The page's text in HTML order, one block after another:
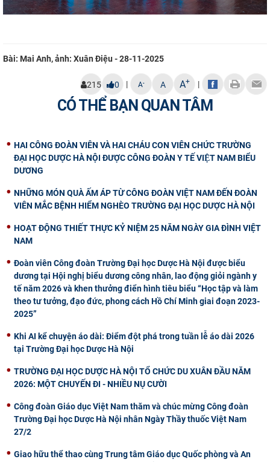
Bài: Mai Anh, ảnh: Xuân Điệu - 28-11-2025
215 0 | A- A A+ |
CÓ THỂ BẠN QUAN TÂM
HAI CÔNG ĐOÀN VIÊN VÀ HAI CHÁU CON VIÊN CHỨC TRƯỜNG
ĐẠI HỌC DƯỢC HÀ NỘI ĐƯỢC CÔNG ĐOÀN Y TẾ VIỆT NAM BIỂU
DƯƠNG
NHỮNG MÓN QUÀ ẤM ÁP TỪ CÔNG ĐOÀN VIỆT NAM ĐẾN ĐOÀN
VIÊN MẮC BỆNH HIỂM NGHÈO TRƯỜNG ĐẠI HỌC DƯỢC HÀ NỘI
HOẠT ĐỘNG THIẾT THỰC KỶ NIỆM 25 NĂM NGÀY GIA ĐÌNH VIỆT
NAM
Đoàn viên Công đoàn Trường Đại học Dược Hà Nội được biểu
dương tại Hội nghị biểu dương công nhân, lao động giỏi ngành y
tế năm 2026 và khen thưởng điển hình tiêu biểu “Học tập và làm
theo tư tưởng, đạo đức, phong cách Hồ Chí Minh giai đoạn 2023-
2025”
Khi AI kể chuyện áo dài: Điểm đột phá trong tuần lễ áo dài 2026
tại Trường Đại học Dược Hà Nội
TRƯỜNG ĐẠI HỌC DƯỢC HÀ NỘI TỔ CHỨC DU XUÂN ĐẦU NĂM
2026: MỘT CHUYẾN ĐI - NHIỀU NỤ CƯỜI
Công đoàn Giáo dục Việt Nam thăm và chúc mừng Công đoàn
Trường Đại học Dược Hà Nội nhân Ngày Thầy thuốc Việt Nam
27/2
Giao hữu thể thao cùng Trung tâm Giáo dục Quốc phòng và An